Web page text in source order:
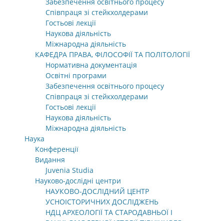
Співпраця зі стейкхолдерами
Гостьові лекції
Наукова діяльність
Міжнародна діяльність
КАФЕДРА ПРАВА, ФІЛОСОФІЇ ТА ПОЛІТОЛОГІЇ
Нормативна документація
Освітні програми
Забезпечення освітнього процесу
Співпраця зі стейкхолдерами
Гостьові лекції
Наукова діяльність
Міжнародна діяльність
Наука
Конференції
Видання
Juvenia Studia
Науково-дослідні центри
НАУКОВО-ДОСЛІДНИЙ ЦЕНТР
УСНОІСТОРИЧНИХ ДОСЛІДЖЕНЬ
НДЦ АРХЕОЛОГІЇ ТА СТАРОДАВНЬОЇ І